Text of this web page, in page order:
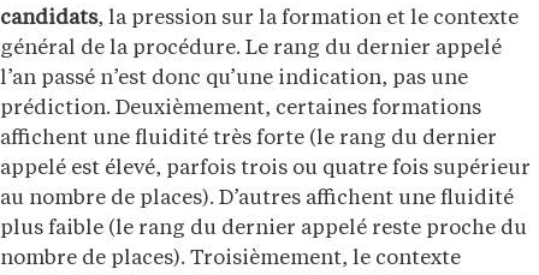
candidats, la pression sur la formation et le contexte
général de la procédure. Le rang du dernier appelé
l’an passé n’est donc qu’une indication, pas une
prédiction. Deuxièmement, certaines formations
affichent une fluidité très forte (le rang du dernier
appelé est élevé, parfois trois ou quatre fois supérieur
au nombre de places). D’autres affichent une fluidité
plus faible (le rang du dernier appelé reste proche du
nombre de places). Troisièmement, le contexte